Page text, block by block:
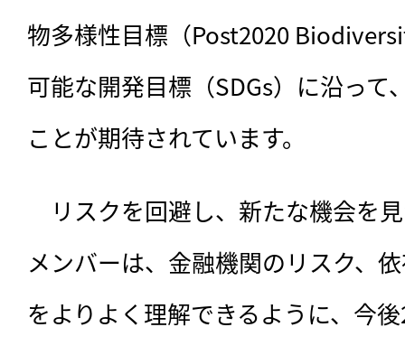
物多様性目標（Post2020
可能な開発目標（SDGs）に沿って
ことが期待されています。
リスクを回避し、新たな機会を
メンバーは、金融機関のリスク、
をよりよく理解できるように、今